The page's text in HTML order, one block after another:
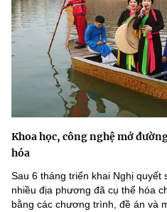
Khoa học, công nghệ mở
hóa
Sau 6 tháng triển khai Nghị quyết
nhiều địa phương đã cụ thể hóa
bằng các chương trình, đề án và